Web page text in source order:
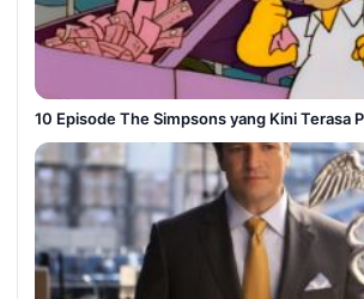
10 Episode The Simpsons yang Kini Terasa